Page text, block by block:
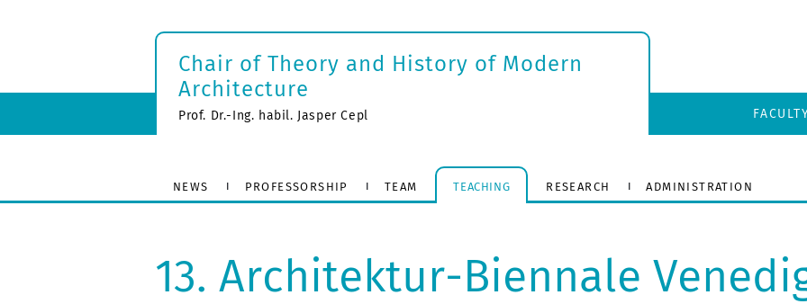
Chair of Theory and History of Modern
Architecture
Prof. Dr.-Ing. habil. Jasper Cepl
NEWS PROFESSORSHIP TEAM TEACHING RESEARCH ADMINISTRATION
13. Architektur-Biennale